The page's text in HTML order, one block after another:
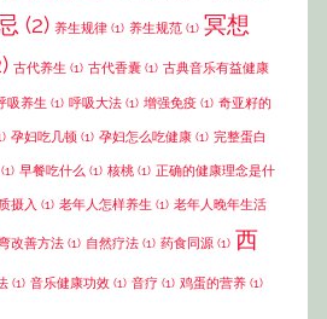
(2) 养生规律 (1) 养生规范 (1) 冥想
古代养生 (1) 古代香囊 (1) 古典音乐有益健康
吸养生 (1) 呼吸大法 (1) 增强免疫 (1) 奇亚籽的
孕妇吃几顿 (1) 孕妇怎么吃健康 (1) 完整蛋白
(1) 早餐吃什么 (1) 核桃 (1) 正确的健康理念是什
摄入 (1) 老年人怎样养生 (1) 老年人晚年生活
改善方法 (1) 自然疗法 (1) 药食同源 (1) 西
(1) 音乐健康功效 (1) 音疗 (1) 鸡蛋的营养 (1)